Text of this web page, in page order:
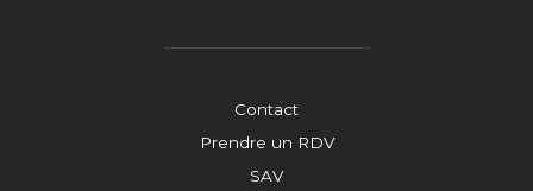
Contact
Prendre un RDV
SAV